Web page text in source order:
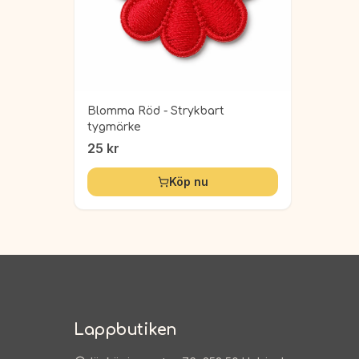
Blomma Röd - Strykbart
tygmärke
25 kr
Köp nu
Lappbutiken